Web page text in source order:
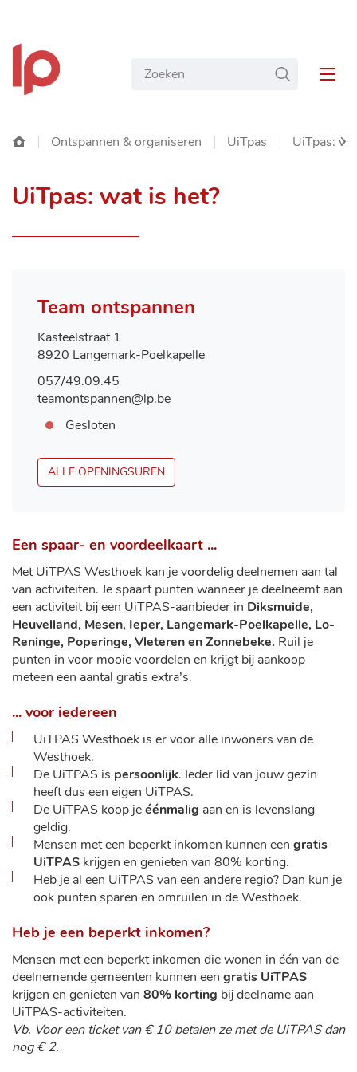
Gemeente
Langemark-
Poelkapelle
Wat
zoekt
ZOEKEN
Startpagina
Ontspannen & organiseren UiTpas UiTpas:
UiTpas: wat is het?
Een spaar- en voordeelkaart ...
Met UiTPAS Westhoek kan je voordelig deelnemen aan tal
van activiteiten. Je spaart punten wanneer je deelneemt aan
een activiteit bij een UiTPAS-aanbieder in Diksmuide,
Heuvelland, Mesen, Ieper, Langemark-Poelkapelle, Lo-
Reninge, Poperinge, Vleteren en Zonnebeke. Ruil je
punten in voor mooie voordelen en krijgt bij aankoop
meteen een aantal gratis extra’s.
... voor iedereen
UiTPAS Westhoek is er voor alle inwoners van de
Westhoek.
De UiTPAS is persoonlijk. Ieder lid van jouw gezin
heeft dus een eigen UiTPAS.
De UiTPAS koop jeéénmalig aan en is levenslang
geldig.
Mensen met een beperkt inkomen kunnen een gratis
UiTPAS krijgen en genieten van 80% korting.
Heb je al een UiTPAS van een andere regio? Dan kun je
ook punten sparen en omruilen in de Westhoek.
Heb je een beperkt inkomen?
Mensen met een beperkt inkomen die wonen in één van de
deelnemende gemeenten kunnen een gratis UiTPAS
krijgen en genieten van 80% korting bij deelname aan
UiTPAS-activiteiten.
Vb. Voor een ticket van € 10 betalen ze met de UiTPAS dan
nog € 2.
Contact
Team ontspannen
Adres
Kasteelstraat 1
,8920 Langemark-Poelkapelle
Tel.
057/49.09.45
E-
teamontspannen@lp.be
Openingsuren
Vandaag
Gesloten
ALLE OPENINGSURENTEAM
ONTSPANNEN